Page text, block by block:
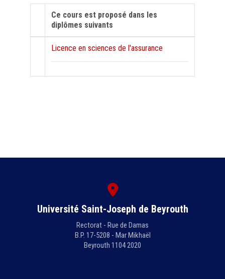
Ce cours est proposé dans les
diplômes suivants
Licence en sciences de l'assurance
Université Saint-Joseph de Beyrouth
Rectorat - Rue de Damas
B.P. 17-5208 - Mar Mikhaël
Beyrouth 1104 2020